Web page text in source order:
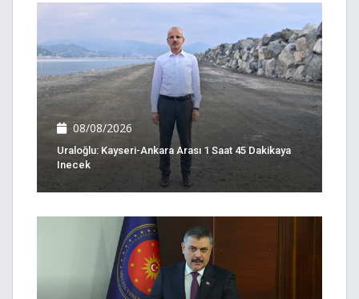
08/08/2026
Uraloğlu: Kayseri-Ankara Arası 1 Saat 45 Dakikaya
Inecek